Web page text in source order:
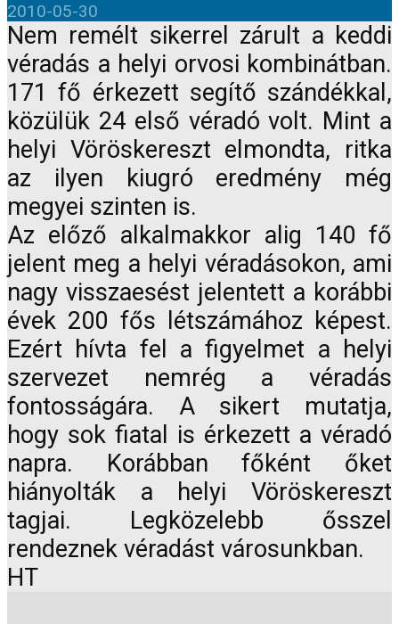
2010-05-30
Nem remélt sikerrel zárult a keddi
véradás a helyi orvosi kombinátban.
171 fő érkezett segítő szándékkal,
közülük 24 első véradó volt. Mint a
helyi Vöröskereszt elmondta, ritka
az ilyen kiugró eredmény még
megyei szinten is.
Az előző alkalmakkor alig 140 fő
jelent meg a helyi véradásokon, ami
nagy visszaesést jelentett a korábbi
évek 200 fős létszámához képest.
Ezért hívta fel a figyelmet a helyi
szervezet nemrég a véradás
fontosságára. A sikert mutatja,
hogy sok fiatal is érkezett a véradó
napra. Korábban főként őket
hiányolták a helyi Vöröskereszt
tagjai. Legközelebb ősszel
rendeznek véradást városunkban.
HT